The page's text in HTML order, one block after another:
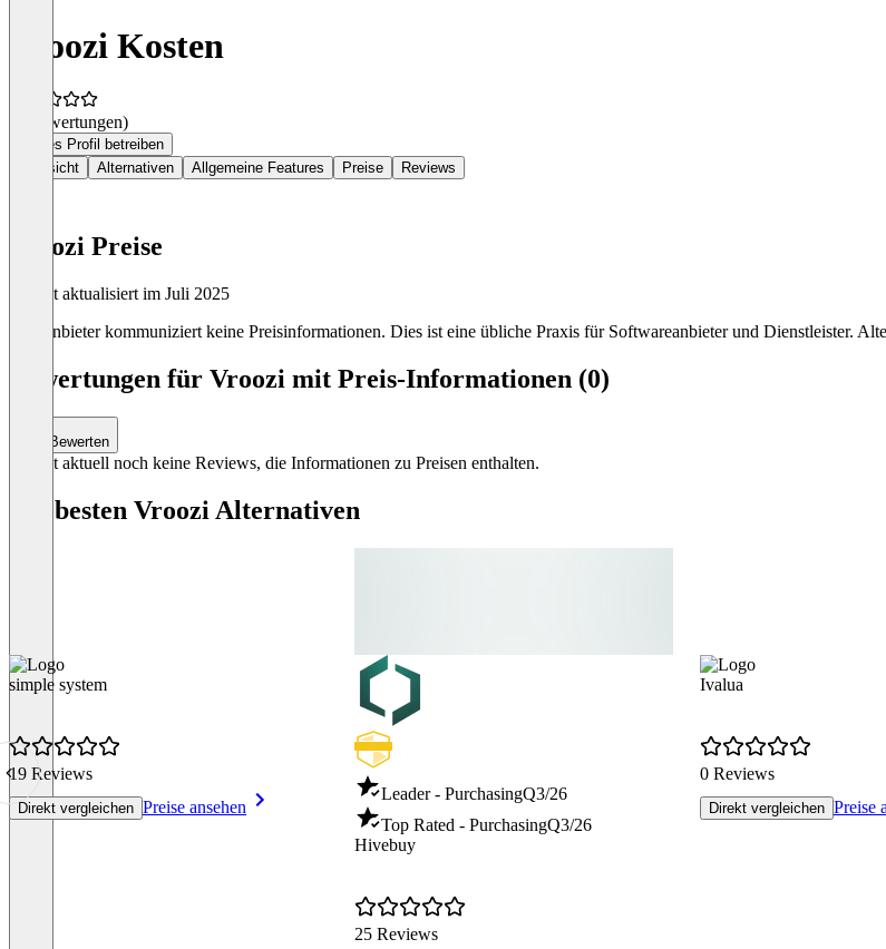
Vroozi Kosten
(0 Bewertungen)
Dieses Profil betreiben
Übersicht
Alternativen Allgemeine Features Preise Reviews
Vroozi Preise
Zuletzt aktualisiert im Juli 2025
Der Anbieter kommuniziert keine Preisinformationen. Dies ist eine übliche Praxis für Softwareanbieter und Dienstleister.
Bewertungen für Vroozi mit Preis-Informationen (0)
Bewerten
Es gibt aktuell noch keine Reviews, die Informationen zu Preisen enthalten.
Die besten Vroozi Alternativen
simple system
19 Reviews
Direkt vergleichen Preise ansehen
Leader - PurchasingQ3/26
Top Rated - PurchasingQ3/26
Hivebuy
25 Reviews
Ivalua
0 Reviews
Direkt vergleichen Preise